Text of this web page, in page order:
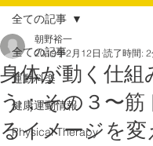
全ての記事
運動科楽
健康運動情報
Physical Therapy
全ての記事
身体が動く仕組
う；その３〜
るイメージを変
朝野裕一
2019年2月12日 読了時間: